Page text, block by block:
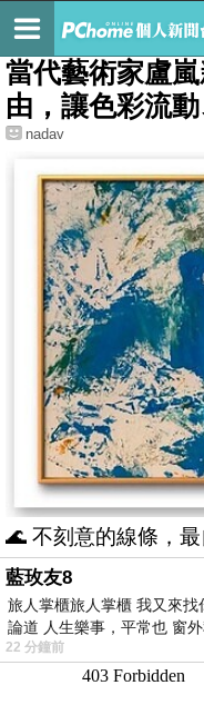
最新文章
當代藝術家盧
由，讓色彩流
nadav
🌊 不刻意的線條，最
藍玫友8
旅人掌櫃旅人掌櫃 我又來
論道 人生樂事，平常也 窗
22 分鐘前